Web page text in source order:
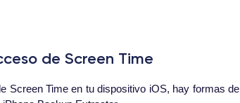
de Screen Time
Screen Time en tu dispositivo iOS, hay formas